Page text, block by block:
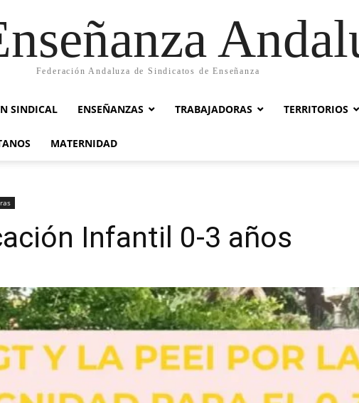
Federación Andaluza de Sindicatos de Enseñanza
SINDICAL ENSEÑANZAS TRABAJADORAS TERRITORIOS
MATERNIDAD
Infantil 0-3 años